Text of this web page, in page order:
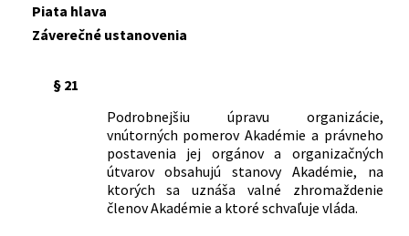
Piata hlava
Záverečné ustanovenia
§ 21
Podrobnejšiu úpravu organizácie,
vnútorných pomerov Akadémie a právneho
postavenia jej orgánov a organizačných
útvarov obsahujú stanovy Akadémie, na
ktorých sa uznáša valné zhromaždenie
členov Akadémie a ktoré schvaľuje vláda.